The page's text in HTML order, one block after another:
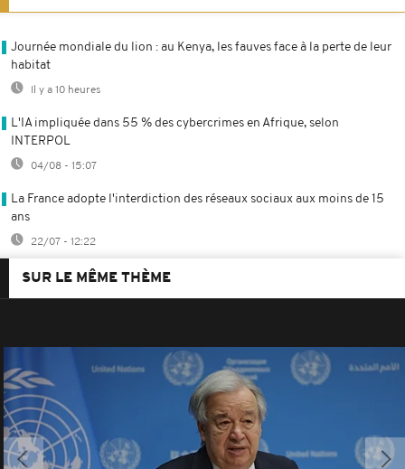
Journée mondiale du lion : au Kenya, les fauves face à la perte de leur
habitat
Il y a 10 heures
L'IA impliquée dans 55 % des cybercrimes en Afrique, selon
INTERPOL
04/08 - 15:07
La France adopte l'interdiction des réseaux sociaux aux moins de 15
ans
22/07 - 12:22
SUR LE MÊME THÈME